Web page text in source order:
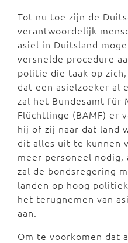
Tot nu toe zijn de
verantwoordelijk
asiel in Duitsland
versnelde procedure
politie die taak op
dat een asielzoeker al
zal het Bundesamt für
Flüchtlinge (BAMF) er
hij of zij naar dat land
dit alles uit te kunnen
meer personeel nodig,
zal de bondsregering
landen op hoog
het terugnemen van
aan.
Om te voorkomen dat